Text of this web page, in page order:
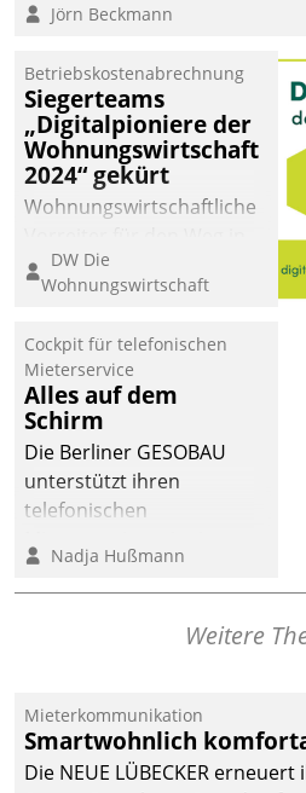
Jörn Beckmann
Betriebskostenabrechnung
Siegerteams
„Digitalpioniere der
Wohnungswirtschaft
2024“ gekürt
Wohnungswirtschaftliche
eine digitale Zukunft zu
finden, ist das Ziel des
der
Wohnungswirtschaft“.
Bewerben können sich
dafür ein Team
bestehend aus
Wohnungsunternehmen
und PropTech.
DW Die
Wohnungswirtschaft
Cockpit für telefonischen
Mieterservice
Alles auf dem
Schirm
Die Berliner GESOBAU
unterstützt ihren
telefonischen
digitalen Cockpit, das
situationsbezogen
passende Fragen und
Dialogführung ermöglicht
dem externen
Serviceteam, Anrufe von
Nadja Hußmann
Weitere
Mieterkommunikation
Smartwohnlich
Die NEUE LÜBECKER